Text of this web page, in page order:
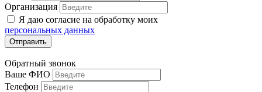
Организация
Я даю согласие на обработку моих
персональных данных
Отправить
Обратный звонок
Ваше ФИО
Телефон